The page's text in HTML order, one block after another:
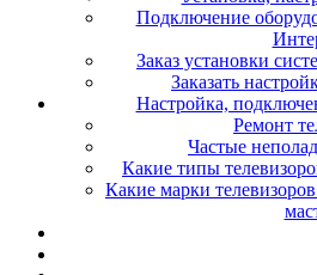
Подключение
Заказ установки
Заказать
Настройка,
Ремонт
Частые
Какие типы
Какие марки